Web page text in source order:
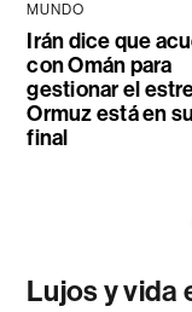
MUNDO
Irán dice que
con Omán para
gestionar el
Ormuz está en
final
Lujos y vida